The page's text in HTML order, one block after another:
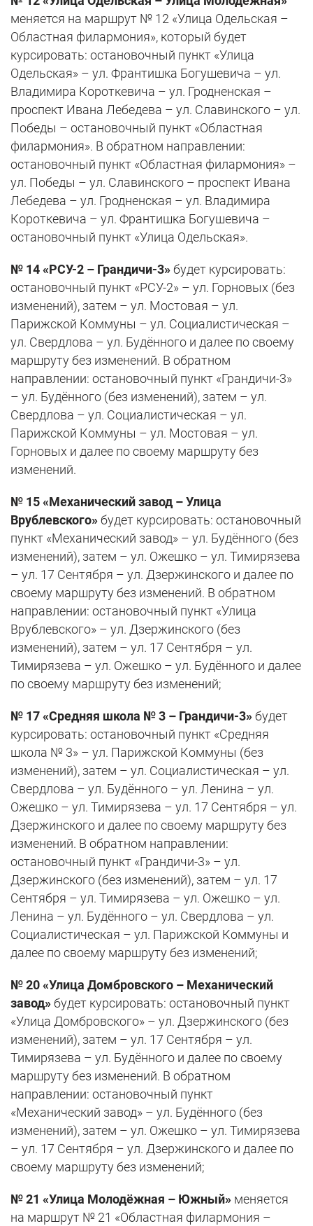
меняется на маршрут № 12 «Улица Одельская –
Областная филармония», который будет
курсировать: остановочный пункт «Улица
Одельская» – ул. Франтишка Богушевича – ул.
Владимира Короткевича – ул. Гродненская –
проспект Ивана Лебедева – ул. Славинского – ул.
Победы – остановочный пункт «Областная
филармония». В обратном направлении:
остановочный пункт «Областная филармония» –
ул. Победы – ул. Славинского – проспект Ивана
Лебедева – ул. Гродненская – ул. Владимира
Короткевича – ул. Франтишка Богушевича –
остановочный пункт «Улица Одельская».
№ 14 «РСУ-2 – Грандичи-3»будет курсировать:
остановочный пункт «РСУ-2» – ул. Горновых (без
изменений), затем – ул. Мостовая – ул.
Парижской Коммуны – ул. Социалистическая –
ул. Свердлова – ул. Будённого и далее по своему
маршруту без изменений. В обратном
направлении: остановочный пункт «Грандичи-3»
– ул. Будённого (без изменений), затем – ул.
Свердлова – ул. Социалистическая – ул.
Парижской Коммуны – ул. Мостовая – ул.
Горновых и далее по своему маршруту без
изменений.
№ 15 «Механический завод – Улица
Врублевского»будет курсировать: остановочный
пункт «Механический завод» – ул. Будённого (без
изменений), затем – ул. Ожешко – ул. Тимирязева
– ул. 17 Сентября – ул. Дзержинского и далее по
своему маршруту без изменений. В обратном
направлении: остановочный пункт «Улица
Врублевского» – ул. Дзержинского (без
изменений), затем – ул. 17 Сентября – ул.
Тимирязева – ул. Ожешко – ул. Будённого и далее
по своему маршруту без изменений;
№ 17 «Средняя школа № 3 – Грандичи-3»будет
курсировать: остановочный пункт «Средняя
школа № 3» – ул. Парижской Коммуны (без
изменений), затем – ул. Социалистическая – ул.
Свердлова – ул. Будённого – ул. Ленина – ул.
Ожешко – ул. Тимирязева – ул. 17 Сентября – ул.
Дзержинского и далее по своему маршруту без
изменений. В обратном направлении:
остановочный пункт «Грандичи-3» – ул.
Дзержинского (без изменений), затем – ул. 17
Сентября – ул. Тимирязева – ул. Ожешко – ул.
Ленина – ул. Будённого – ул. Свердлова – ул.
Социалистическая – ул. Парижской Коммуны и
далее по своему маршруту без изменений;
№ 20 «Улица Домбровского – Механический
завод»будет курсировать: остановочный пункт
«Улица Домбровского» – ул. Дзержинского (без
изменений), затем – ул. 17 Сентября – ул.
Тимирязева – ул. Будённого и далее по своему
маршруту без изменений. В обратном
направлении: остановочный пункт
«Механический завод» – ул. Будённого (без
изменений), затем – ул. Ожешко – ул. Тимирязева
– ул. 17 Сентября – ул. Дзержинского и далее по
своему маршруту без изменений;
№ 21 «Улица Молодёжная – Южный» меняется
на маршрут № 21 «Областная филармония –